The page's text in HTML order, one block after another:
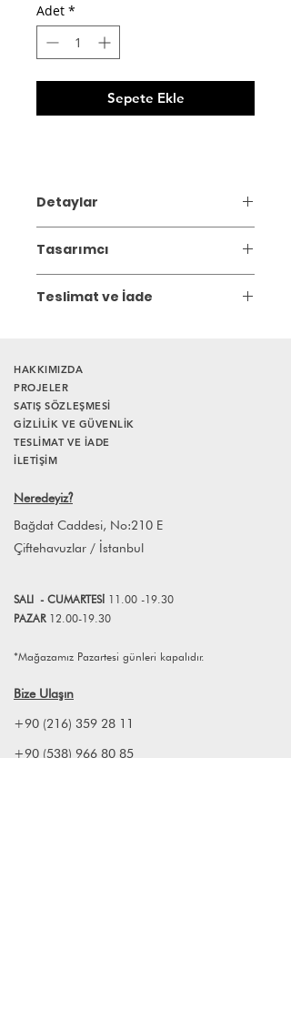
Adet *
Sepete Ekle
Detaylar
Boyut: Genişlik 11cm, yükseklik 10cm
Elle şekillendirme
Bulaşık makinesinde yıkanabilir.
Tasarımcı
2004 yılında Ayten Turanlı Pi Seramik
sürdürmektedir.
Teslimat ve İade
HAKKIMIZDA
PROJELER
SATIŞ SÖZLEŞMESİ
GİZLİLİK VE GÜVENLİK
TESLİMAT VE İADE
İLETİŞİM
Neredeyiz?
Bağdat Caddesi, No:210 E
Çiftehavuzlar / İstanbul
SALI - CUMARTESİ 11.00 -19.30
PAZAR 12.00-19.30
*Mağazamız Pazartesi günleri kapalıdır.
Bize Ulaşın
+90 (216) 359 28 11
+90 (538) 966 80 85